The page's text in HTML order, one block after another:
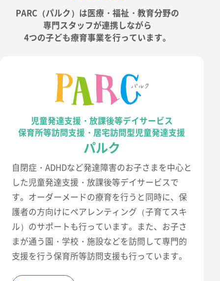
PARC（パルク）は医療・福祉・教育分野の
専門スタッフが連携しながら
4つの子ども療育事業を行っています。
児童発達支援・放課後等デイサービス
保育所等訪問支援・居宅訪問型児童発達支援
パルク
自閉症・ADHDなど発達障害のお子さまを中心と
した児童発達支援・放課後等デイサービスで
す。オーダーメードの療育を行うと同時に、保
護者の方向けにペアレンティング（子育てスキ
ル）のサポートも行っています。また、お子さ
まが通う園・学校・施設などを訪問して専門的
支援を行う保育所等訪問支援も行っています。